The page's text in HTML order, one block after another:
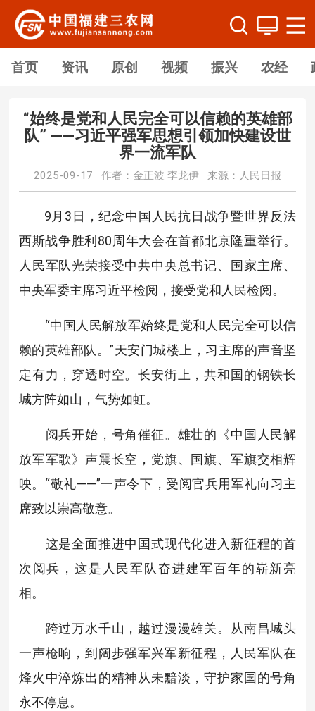
首页 资讯 原创 视频 振兴 农经
“始终是党和人民完全可以信赖的英雄部
队” ——习近平强军思想引领加快建设世
界一流军队
2025-09-17 作者：金正波 李龙伊 来源：人民日报
9月3日，纪念中国人民抗日战争暨世界反法
西斯战争胜利80周年大会在首都北京隆重举行。
人民军队光荣接受中共中央总书记、国家主席、
中央军委主席习近平检阅，接受党和人民检阅。
“中国人民解放军始终是党和人民完全可以信
赖的英雄部队。”天安门城楼上，习主席的声音坚
定有力，穿透时空。长安街上，共和国的钢铁长
城方阵如山，气势如虹。
阅兵开始，号角催征。雄壮的《中国人民解
放军军歌》声震长空，党旗、国旗、军旗交相辉
映。“敬礼——”一声令下，受阅官兵用军礼向习主
席致以崇高敬意。
这是全面推进中国式现代化进入新征程的首
次阅兵，这是人民军队奋进建军百年的崭新亮
相。
跨过万水千山，越过漫漫雄关。从南昌城头
一声枪响，到阔步强军兴军新征程，人民军队在
烽火中淬炼出的精神从未黯淡，守护家国的号角
永不停息。